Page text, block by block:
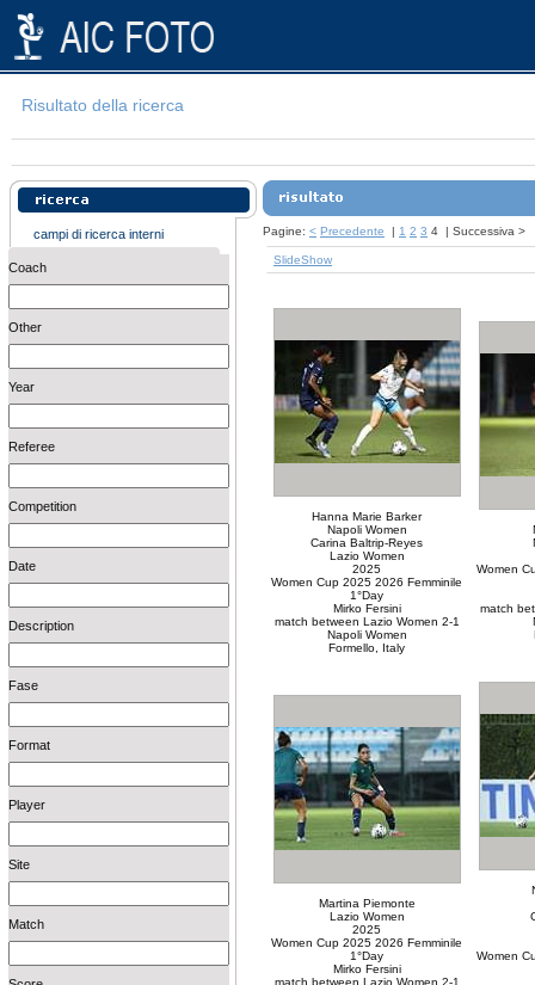
Risultato della ricerca
campi di ricerca interni
Coach
Other
Year
Referee
Competition
Date
Description
Fase
Format
Player
Site
Match
Pagine: < Precedente | 1 2 3 4 | Successiva >
SlideShow
Hanna Marie Barker
Napoli Women
Carina Baltrip-Reyes
Lazio Women
2025
Women Cup 2025 2026 Femminile
1°Day
Mirko Fersini
match between Lazio Women 2-1
Napoli Women
Formello, Italy
Women
match
Martina Piemonte
Lazio Women
2025
Women Cup 2025 2026 Femminile
1°Day
Mirko Fersini
match between Lazio Women 2-1
Women